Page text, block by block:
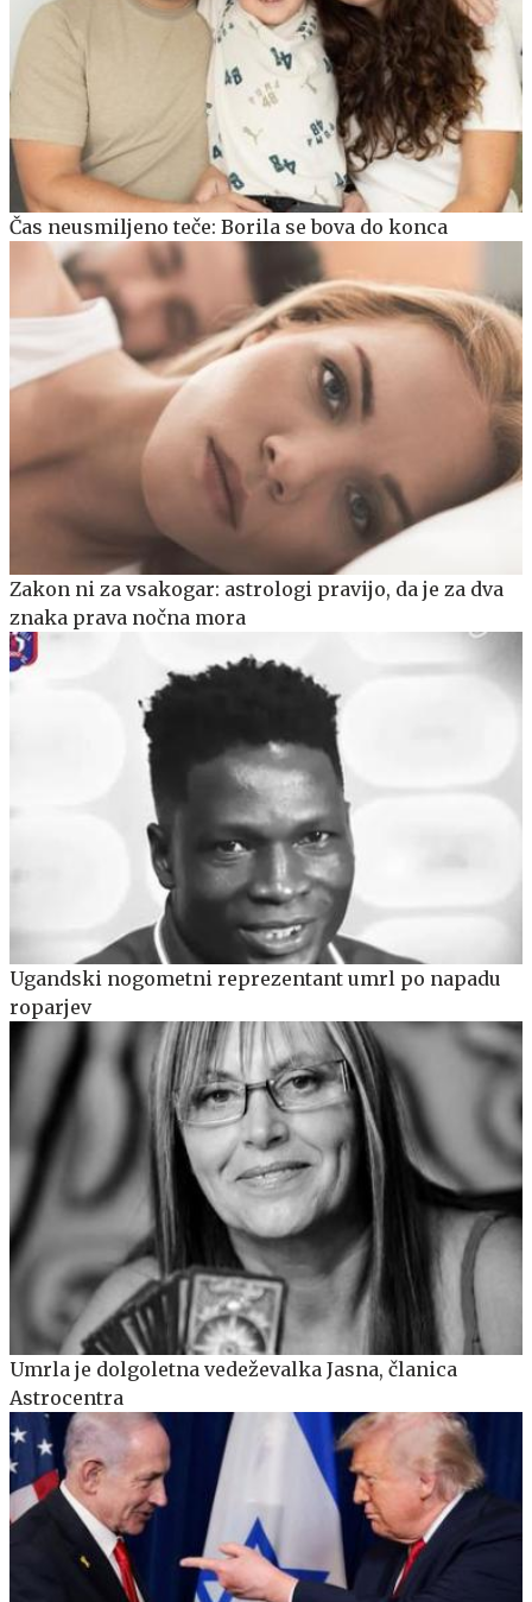
Čas neusmiljeno teče: Borila se bova do konca
Zakon ni za vsakogar: astrologi pravijo, da je za dva
znaka prava nočna mora
Ugandski nogometni reprezentant umrl po napadu
roparjev
Umrla je dolgoletna vedeževalka Jasna, članica
Astrocentra